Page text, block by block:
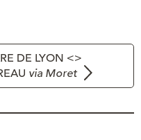
DE LYON <>
via Moret